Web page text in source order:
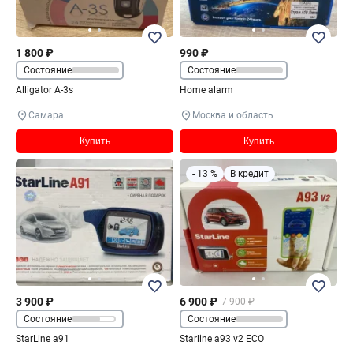
1 800 ₽
Состояние
Alligator A-3s
Самара
Купить
990 ₽
Состояние
Home alarm
Москва и область
Купить
3 900 ₽
Состояние
StarLine a91
- 13 % В кредит
6 900 ₽ 7 900 ₽
Состояние
Starline a93 v2 ECO